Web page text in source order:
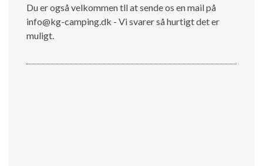
Du er også velkommen tll at sende os en mail på
info@kg-camping.dk - Vi svarer så hurtigt det er
muligt.